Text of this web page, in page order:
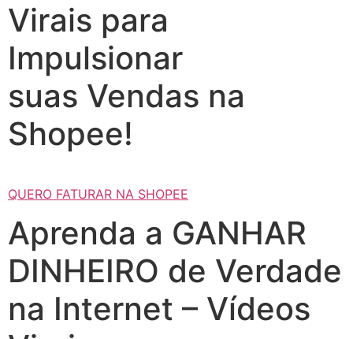
Virais para
Impulsionar
suas Vendas na
Shopee!
QUERO FATURAR NA SHOPEE
Aprenda a GANHAR
DINHEIRO de Verdade
na Internet – Vídeos